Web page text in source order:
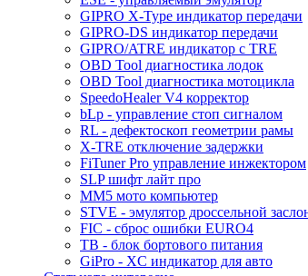
GIPRO X-Type индикатор передачи
GIPRO-DS индикатор передачи
GIPRO/ATRE индикатор с TRE
OBD Tool диагностика лодок
OBD Tool диагностика мотоцикла
SpeedoHealer V4 корректор
bLp - управление стоп сигналом
RL - дефектоскоп геометрии рамы
X-TRE отключение задержки
FiTuner Pro управление инжектором
SLP шифт лайт про
MM5 мото компьютер
STVE - эмулятор дроссельной
FIC - сброс ошибки EURO4
TB - блок бортового питания
GiPro - XC индикатор для авто